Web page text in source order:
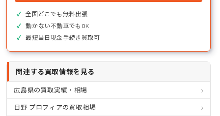
全国どこでも無料出張
動かない不動車でもOK
最短当日現金手続き買取可
関連する買取情報を見る
広島県の買取実績・相場
日野 プロフィアの買取相場